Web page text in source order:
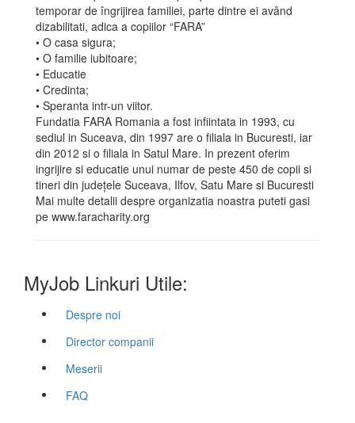
temporar de îngrijirea familiei, parte dintre ei având
dizabilitati, adica a copiilor “FARA”
• O casa sigura;
• O familie iubitoare;
• Educatie
• Credinta;
• Speranta intr-un viitor.
Fundatia FARA Romania a fost infiintata in 1993, cu
sediul in Suceava, din 1997 are o filiala in Bucuresti, iar
din 2012 si o filiala in Satul Mare. In prezent oferim
ingrijire si educatie unui numar de peste 450 de copii si
tineri din județele Suceava, Ilfov, Satu Mare si Bucuresti
Mai multe detalii despre organizatia noastra puteti gasi
pe www.faracharity.org
MyJob Linkuri Utile:
Despre noi
Director companii
Meserii
FAQ